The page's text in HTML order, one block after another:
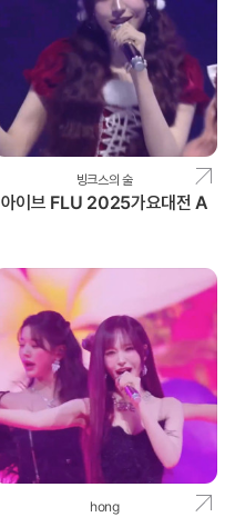
빙크스의 술
아이브 FLU 2025가요대전 A
hong